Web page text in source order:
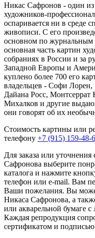
Никас Сафронов - один
художников-
оспаривается ни в среде
живописи. С его
основном по журнальным
основная часть картин
собраниях в России и за
Западной Европы и
куплено более 700 его
владельцев - Софи
Дайана Росс, Монтсеррат
Михалков и другие
они говорят об их
Стоимость картины или
телефону +7 (915) 159-48-
Для заказа или
Сафронова выберите
каталога и нажмите
телефон или e-mail. Вам
Ваши пожелания. Вы
Никаса Сафронова, а
или акварельной бумаге
Каждая репродукция
сертификатом и